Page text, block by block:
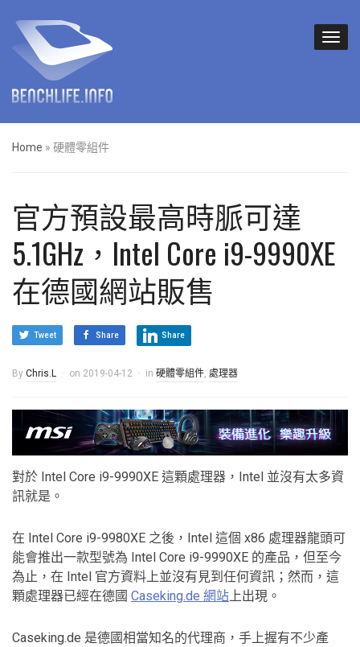
Home » 硬體零組件
官方預設最高時脈可達
5.1GHz，Intel Core i9-9990XE
在德國網站販售
Tweet Share Share
By Chris.L on 2019-04-12 in 硬體零組件, 處理器
對於 Intel Core i9-9990XE 這顆處理器，Intel 並沒有太多資
訊就是。
在 Intel Core i9-9980XE 之後，Intel 這個 x86 處理器龍頭可
能會推出一款型號為 Intel Core i9-9990XE 的產品，但至今
為止，在 Intel 官方資料上並沒有見到任何資訊；然而，這
顆處理器已經在德國 Caseking.de 網站上出現。
Caseking.de 是德國相當知名的代理商，手上握有不少產